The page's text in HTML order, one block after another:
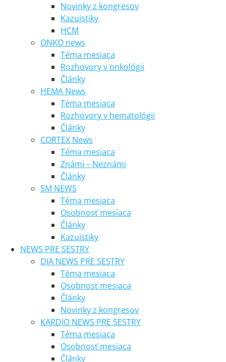
Novinky z kongresov
Kazuistiky
HCM
ONKO news
Téma mesiaca
Rozhovory v onkológii
Články
HEMA News
Téma mesiaca
Rozhovory v hematológii
Články
CORTEX News
Téma mesiaca
Známi – Neznámi
Články
SM NEWS
Téma mesiaca
Osobnosť mesiaca
Články
Kazuistiky
NEWS PRE SESTRY
DIA NEWS PRE SESTRY
Téma mesiaca
Osobnosť mesiaca
Články
Novinky z kongresov
KARDIO NEWS PRE SESTRY
Téma mesiaca
Osobnosť mesiaca
Články